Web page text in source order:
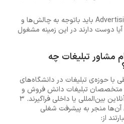
متقاضیان استخدام Advertising Expert باید باتوجه به چالش‌ها و
آیا دوست دارند در این زمینه مشغول
مشاور تبلیغات چه
با حوزه‌ی تبلیغات در دانشگاه‌های
متخصصان تبلیغات دانش فروش و
بازاریابی را از طریق آموزش‌های آنلاین بین‌المللی یا داخلی فراگیرند. 3
آن‌ها منجر به پیشرفت شغلی
از: